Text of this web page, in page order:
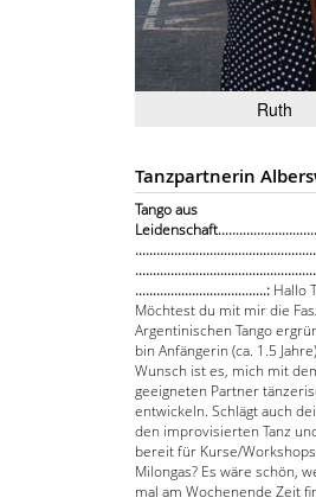
Ruth
Tanzpartnerin
Tango aus
.....................................: Hallo
Möchtest du mit mir die
Argentinischen Tango
bin Anfängerin (ca. 1.5
Wunsch ist es, mich mit
geeigneten Partner
entwickeln. Schlägt auch
den improvisierten Tanz
bereit für Kurse/
Milongas? Es wäre schön,
mal am Wochenende Zeit